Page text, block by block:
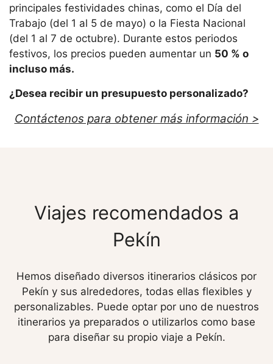
principales festividades chinas, como el Día del
Trabajo (del 1 al 5 de mayo) o la Fiesta Nacional
(del 1 al 7 de octubre). Durante estos periodos
festivos, los precios pueden aumentar un 50 % o
incluso más.
¿Desea recibir un presupuesto personalizado?
Contáctenos para obtener más información >
Viajes recomendados a
Pekín
Hemos diseñado diversos itinerarios clásicos por
Pekín y sus alrededores, todas ellas flexibles y
personalizables. Puede optar por uno de nuestros
itinerarios ya preparados o utilizarlos como base
para diseñar su propio viaje a Pekín.